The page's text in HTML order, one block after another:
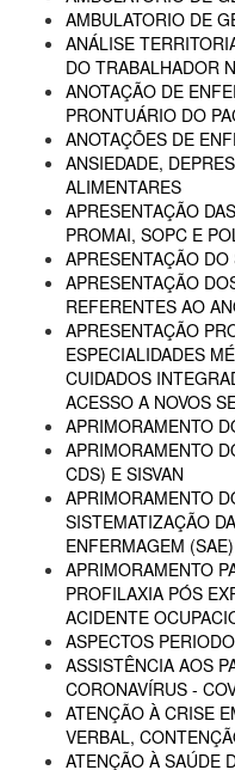
AMBULATORIO DE
ANÁLISE
DO TRABALHADOR
ANOTAÇÃO DE
PRONTUÁRIO DO
ANOTAÇÕES DE
ANSIEDADE,
ALIMENTARES
APRESENTAÇÃO
PROMAI, SOPC E
APRESENTAÇÃO
APRESENTAÇÃO
REFERENTES AO
APRESENTAÇÃO
ESPECIALIDADES
CUIDADOS
ACESSO A NOVOS
APRIMORAMENTO
APRIMORAMENTO
CDS) E SISVAN
APRIMORAMENTO
SISTEMATIZAÇÃO
ENFERMAGEM (SAE)
APRIMORAMENTO
PROFILAXIA PÓS
ACIDENTE
ASPECTOS
ASSISTÊNCIA AOS
CORONAVÍRUS -
ATENÇÃO À CRISE
VERBAL,
ATENÇÃO À SAÚDE